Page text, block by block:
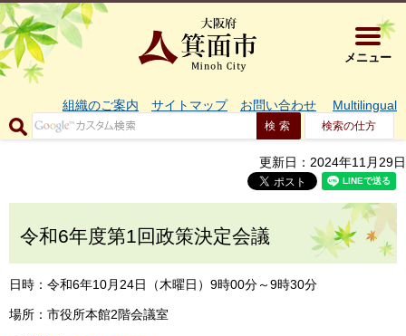
大阪府箕
メニュー
組織のご案内 サイトマップ お問い合わせ Multilingual
検索の仕方
更新日：2024年11月29日
令和6年度第1回政策決定会議
日時：令和6年10月24日（木曜日）9時00分～9時30分
場所：市役所本館2階会議室